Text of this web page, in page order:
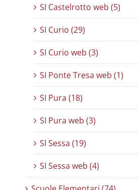
SI Castelrotto web (5)
SI Curio (29)
SI Curio web (3)
SI Ponte Tresa web (1)
SI Pura (18)
SI Pura web (3)
SI Sessa (19)
SI Sessa web (4)